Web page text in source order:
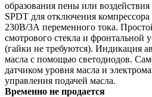
образования пены или
SPDT для отключения
230В/3А переменного тока.
смотрового стекла и фронтальной
(гайки не требуются). Индикация
масла с помощью светодиодов.
датчиком уровня масла и
управления подачей масла.
Временно не продается